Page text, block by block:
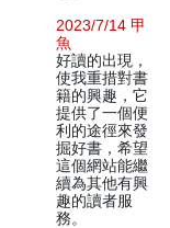
2023/7/14 甲
魚
好讀的出現，
使我重措對書
籍的興趣，它
提供了一個便
利的途徑來發
掘好書，希望
這個網站能繼
續為其他有興
趣的讀者服
務。